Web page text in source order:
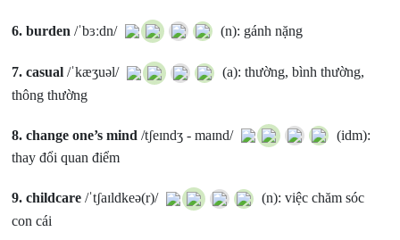
6.burden /ˈbɜːdn/ (n): gánh nặng
7.casual /ˈkæʒuəl/
(a): thường, bình thường,
thông thường
8.change one’s mind /tʃeɪndʒ - maɪnd/
(idm):
thay đổi quan điểm
9.childcare /ˈtʃaɪldkeə(r)/
(n): việc chăm sóc
con cái